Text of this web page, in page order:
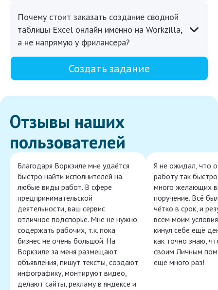
Почему стоит заказать создание сводной
таблицы Excel онлайн именно на Workzilla,
а не напрямую у фрилансера?
Создать задание
Отзывы наших
пользователей
Благодаря Воркзиле мне удаётся
быстро найти исполнителей на
любые виды работ. В сфере
предпринимательской
деятельности, ваш сервис
отличное подспорье. Мне не нужно
содержать рабочих, т.к. пока
бизнес не очень большой. На
Воркзиле за меня размещают
объявления, пишут тексты, создают
инфографику, монтируют видео,
делают сайты, рекламу в яндексе и
Я не ожидал, что
работу так
много желающих
поручение. Всё
чётко в срок, и
всем моим
кинул себе ещё
как точно знаю,
своим Личным
ещё много раз!